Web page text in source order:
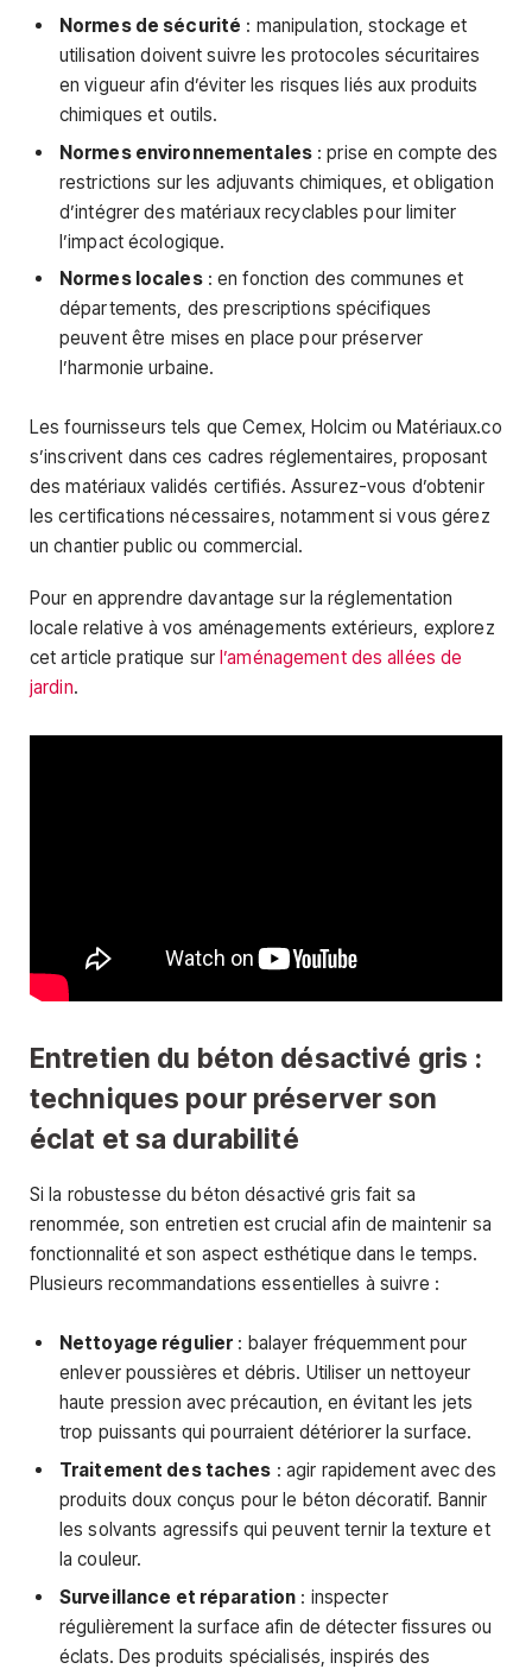
Normes de sécurité : manipulation, stockage et
utilisation doivent suivre les protocoles sécuritaires
en vigueur afin d’éviter les risques liés aux produits
chimiques et outils.
Normes environnementales: prise en compte des
restrictions sur les adjuvants chimiques, et obligation
d’intégrer des matériaux recyclables pour limiter
l’impact écologique.
Normes locales: en fonction des communes et
départements, des prescriptions spécifiques
peuvent être mises en place pour préserver
l’harmonie urbaine.
Les fournisseurs tels que Cemex, Holcim ou Matériaux.co
s’inscrivent dans ces cadres réglementaires, proposant
des matériaux validés certifiés. Assurez-vous d’obtenir
les certifications nécessaires, notamment si vous gérez
un chantier public ou commercial.
Pour en apprendre davantage sur la réglementation
locale relative à vos aménagements extérieurs, explorez
cet article pratique surl’aménagement des allées de
jardin.
Entretien du béton désactivé gris :
techniques pour préserver son
éclat et sa durabilité
Si la robustesse du béton désactivé gris fait sa
renommée, son entretien est crucial afin de maintenir sa
fonctionnalité et son aspect esthétique dans le temps.
Plusieurs recommandations essentielles à suivre :
Nettoyage régulier : balayer fréquemment pour
enlever poussières et débris. Utiliser un nettoyeur
haute pression avec précaution, en évitant les jets
trop puissants qui pourraient détériorer la surface.
Traitement des taches : agir rapidement avec des
produits doux conçus pour le béton décoratif. Bannir
les solvants agressifs qui peuvent ternir la texture et
la couleur.
Surveillance et réparation : inspecter
régulièrement la surface afin de détecter fissures ou
éclats. Des produits spécialisés, inspirés des